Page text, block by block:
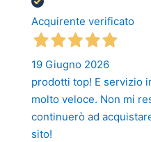
Acquirente verificato
19 Giugno 2026
prodotti top! E servizio
molto veloce. Non mi
continuerò ad
sito!